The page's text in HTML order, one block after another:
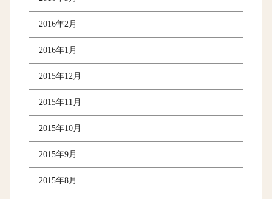
2016年2月
2016年1月
2015年12月
2015年11月
2015年10月
2015年9月
2015年8月